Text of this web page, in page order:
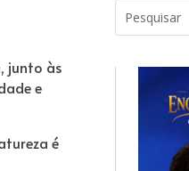
junto às
e
é